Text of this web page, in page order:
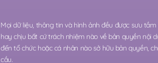
Mọi dữ liệu, thông tin và hình ảnh đều được sưu
hay chịu bất cứ trách nhiệm nào về bản quyền nội
đến tổ chức hoặc cá nhân nào sở hữu bản quyền,
cầu.